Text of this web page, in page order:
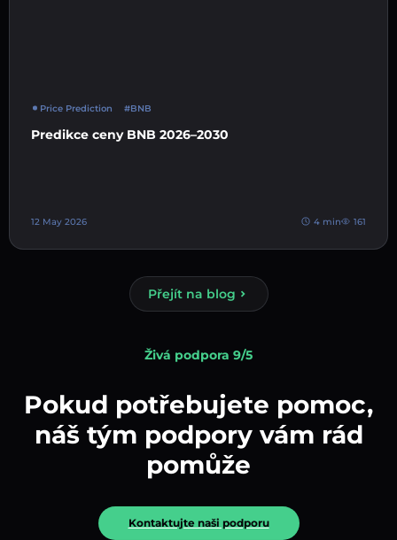
Price Prediction #BNB
Predikce ceny BNB 2026–2030
12 May 2026 4 min 161
Přejít na blog
Živá podpora 9/5
Pokud potřebujete pomoc,
náš tým podpory vám rád
pomůže
Kontaktujte naši podporu